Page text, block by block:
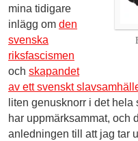
mina tidigare
inlägg om den
svenska
riksfascismen
och skapandet
av ett svenskt
liten genusknorr i det
har uppmärksammat, och
anledningen till att jag tar